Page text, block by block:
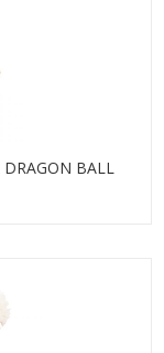
DRAGON BALL